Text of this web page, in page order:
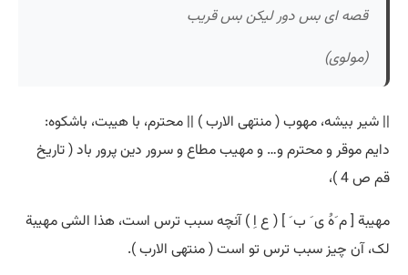
قصه ای بس دور لیکن بس قریب
(مولوی)
|| شیر بیشه، مهوب ( منتهی الارب ) || محترم، با هیبت، باشکوه:
دایم موقر و محترم و… و مهیب مطاع و سرور دین پرور باد ( تاریخ
قم ص 4 )،
مهیبة [ م َهَْ ی َ ب َ ] ( ع اِ ) آنچه سبب ترس است، هذا الشی مهیبة
لک، آن چیز سبب ترس تو است ( منتهی الارب ).